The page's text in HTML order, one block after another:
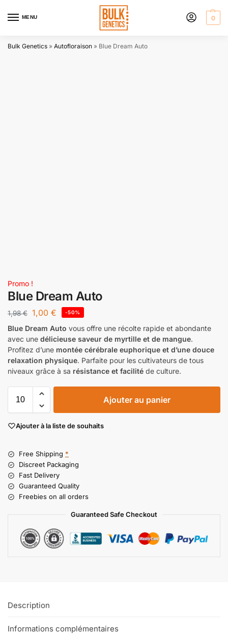
MENU 0
Bulk Genetics » Autofloraison » Blue Dream Auto
Promo !
Blue Dream Auto
1,98€ 1,00 € -50%
Blue Dream Auto vous offre une récolte rapide et abondante
avec une délicieuse saveur de myrtille et de mangue.
Profitez d’une montée cérébrale euphorique et d’une douce
relaxation physique. Parfaite pour les cultivateurs de tous
niveaux grâce à sa résistance et facilité de culture.
Ajouter au panier
Ajouter à la liste de souhaits
Free Shipping *
Discreet Packaging
Fast Delivery
Guaranteed Quality
Freebies on all orders
Guaranteed Safe Checkout
Description
Informations complémentaires